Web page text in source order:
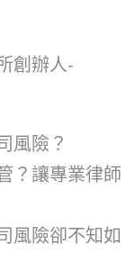
創辦人-
風險？
？讓專業律師
風險卻不知如